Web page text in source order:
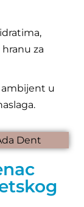
za
u